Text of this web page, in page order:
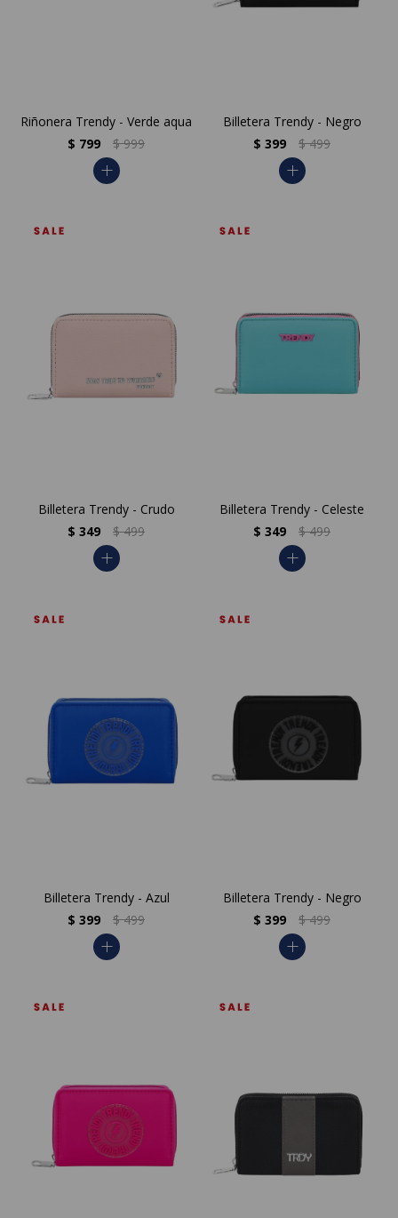
Riñonera Trendy - Verde aqua
$ 799 $ 999
add
Billetera Trendy - Negro
$ 399 $ 499
add
Billetera Trendy - Crudo
$ 349 $ 499
add
Billetera Trendy - Celeste
$ 349 $ 499
add
Billetera Trendy - Azul
$ 399 $ 499
add
Billetera Trendy - Negro
$ 399 $ 499
add